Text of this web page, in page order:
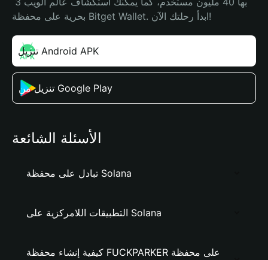
بحرية على محفظة Bitget Wallet. ابدأ رحلتك الآن!
تنزيل Android APK
تنزيل من Google Play
الأسئلة الشائعة
تبادل على محفظة Solana
التطبيقات اللامركزية على Solana
كيفية إنشاء محفظة FUCKPARKER على محفظة